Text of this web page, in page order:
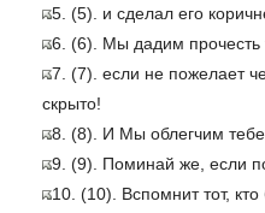
5. (5). и сделал его
6. (6). Мы дадим прочесть
7. (7). если не пожелает
скрыто!
8. (8). И Мы облегчим тебе
9. (9). Поминай же, если
10. (10). Вспомнит тот, кто